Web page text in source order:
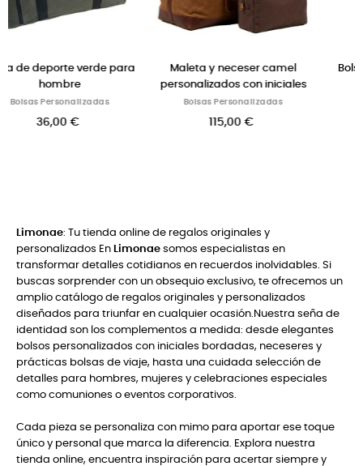
camel
iniciales
Bolsa cabina lona azul con
iniciales o nombre
Bolsas Personalizadas
Bolsa fin de
neceser color
Bolsas
Limonae: Tu tienda online de regalos originales y
personalizados En Limonae somos especialistas en
transformar detalles cotidianos en recuerdos inolvidables. Si
buscas sorprender con un obsequio exclusivo, te ofrecemos un
amplio catálogo de regalos originales y personalizados
diseñados para triunfar en cualquier ocasión.Nuestra seña de
identidad son los complementos a medida: desde elegantes
bolsos personalizados con iniciales bordadas, neceseres y
prácticas bolsas de viaje, hasta una cuidada selección de
detalles para hombres, mujeres y celebraciones especiales
como comuniones o eventos corporativos.
Cada pieza se personaliza con mimo para aportar ese toque
único y personal que marca la diferencia. Explora nuestra
tienda online, encuentra inspiración para acertar siempre y